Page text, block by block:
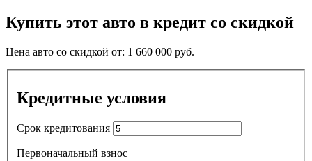
Купить этот авто в кредит со скидкой
Цена авто со скидкой от: 1 660 000 руб.
Кредитные условия
Срок кредитования
Первоначальный взнос